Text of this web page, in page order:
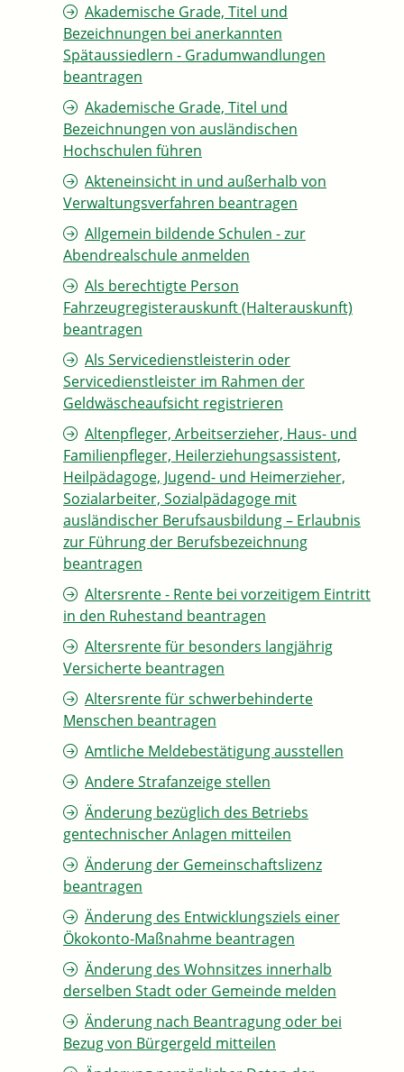
Akademische Grade, Titel und
Bezeichnungen bei anerkannten
Spätaussiedlern - Gradumwandlungen
beantragen
Akademische Grade, Titel und
Bezeichnungen von ausländischen
Hochschulen führen
Akteneinsicht in und außerhalb von
Verwaltungsverfahren beantragen
Allgemein bildende Schulen - zur
Abendrealschule anmelden
Als berechtigte Person
Fahrzeugregisterauskunft (Halterauskunft)
beantragen
Als Servicedienstleisterin oder
Servicedienstleister im Rahmen der
Geldwäscheaufsicht registrieren
Altenpfleger, Arbeitserzieher, Haus- und
Familienpfleger, Heilerziehungsassistent,
Heilpädagoge, Jugend- und Heimerzieher,
Sozialarbeiter, Sozialpädagoge mit
ausländischer Berufsausbildung – Erlaubnis
zur Führung der Berufsbezeichnung
beantragen
Altersrente - Rente bei vorzeitigem Eintritt
in den Ruhestand beantragen
Altersrente für besonders langjährig
Versicherte beantragen
Altersrente für schwerbehinderte
Menschen beantragen
Amtliche Meldebestätigung ausstellen
Andere Strafanzeige stellen
Änderung bezüglich des Betriebs
gentechnischer Anlagen mitteilen
Änderung der Gemeinschaftslizenz
beantragen
Änderung des Entwicklungsziels einer
Ökokonto-Maßnahme beantragen
Änderung des Wohnsitzes innerhalb
derselben Stadt oder Gemeinde melden
Änderung nach Beantragung oder bei
Bezug von Bürgergeld mitteilen